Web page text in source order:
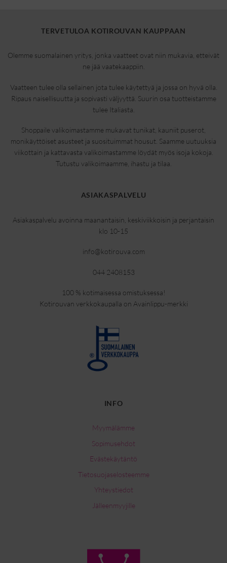
TERVETULOA KOTIROUVAN KAUPPAAN
Olemme suomalainen yritys, jonka vaatteet ovat niin mukavia, etteivät
ne jää vaatekaappiin.
Vaatteen tulee olla sellainen jota tulee käytettyä ja jossa on hyvä olla.
Ripaus naisellisuutta ja sopivasti väljyyttä. Suurin osa tuotteistamme
tulee Italiasta.
Shoppaile valikoimastamme mukavat tunikat, kauniit puserot,
monikäyttöiset asusteet ja suosituimmat housut. Saamme uutuuksia
viikottain ja kattavasta valikoimastamme löydät myös isoja kokoja.
Tutustu valikoimaamme, ihastu ja tilaa.
ASIAKASPALVELU
Asiakaspalvelu avoinna maanantaisin, keskiviikkoisin ja perjantaisin
klo 10-15
info@kotirouva.com
044 2408153
100 % kotimaisessa omistuksessa!
Kotirouvan verkkokaupalla on Avainlippu-merkki
INFO
Myymälämme
Sopimusehdot
Evästekäytäntö
Tietosuojaselosteemme
Yhteystiedot
Jälleenmyyjille